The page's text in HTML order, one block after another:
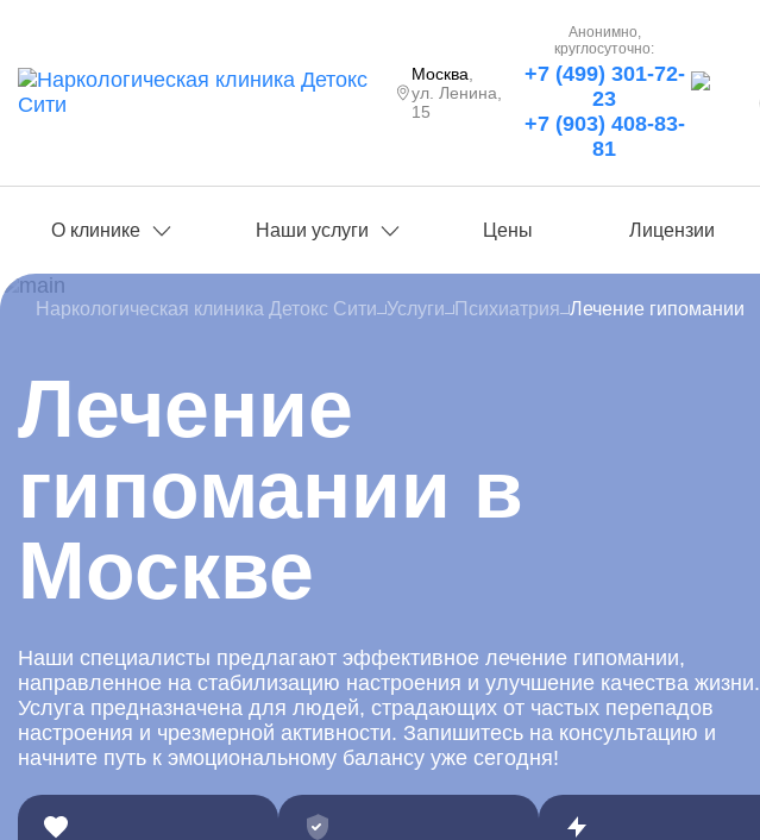
Москва
ул. Ленина,
15
Анонимно,
круглосуточно:
+7 (499) 301-72-
23
+7 (903) 408-83-
81
О клинике Наши услуги Цены Лицензии
Наркологическая клиника Детокс Сити Услуги Психиатрия Лечение гипомании
Лечение
гипомании в
Москве
Наши специалисты предлагают эффективное лечение гипомании,
направленное на стабилизацию настроения и улучшение качества жизни.
Услуга предназначена для людей, страдающих от частых перепадов
настроения и чрезмерной активности. Запишитесь на консультацию и
начните путь к эмоциональному балансу уже сегодня!